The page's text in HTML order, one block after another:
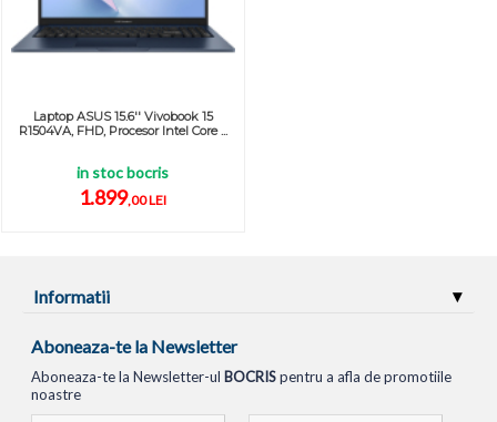
Laptop ASUS 15.6'' Vivobook 15
R1504VA, FHD, Procesor Intel Core ...
in stoc bocris
1.899,00 LEI
Informatii
Aboneaza-te la Newsletter
Aboneaza-te la Newsletter-ul BOCRISpentru a afla de promotiile
noastre